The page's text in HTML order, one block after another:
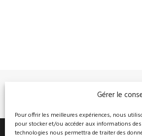
Gérer le
Pour offrir les meilleures expériences, nous
pour stocker et/ou accéder aux informations
technologies nous permettra de traiter des